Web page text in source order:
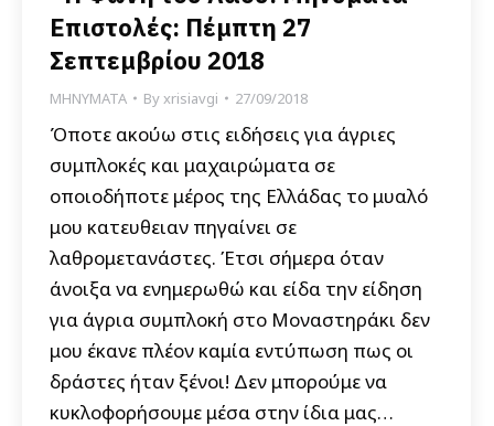
Επιστολές: Πέμπτη 27
Σεπτεμβρίου 2018
ΜΗΝΥΜΑΤΑ Byxrisiavgi 27/09/2018
Όποτε ακούω στις ειδήσεις για άγριες
συμπλοκές και μαχαιρώματα σε
οποιοδήποτε μέρος της Ελλάδας το μυαλό
μου κατευθειαν πηγαίνει σε
λαθρομετανάστες. Έτσι σήμερα όταν
άνοιξα να ενημερωθώ και είδα την είδηση
για άγρια συμπλοκή στο Μοναστηράκι δεν
μου έκανε πλέον καμία εντύπωση πως οι
δράστες ήταν ξένοι! Δεν μπορούμε να
κυκλοφορήσουμε μέσα στην ίδια μας…